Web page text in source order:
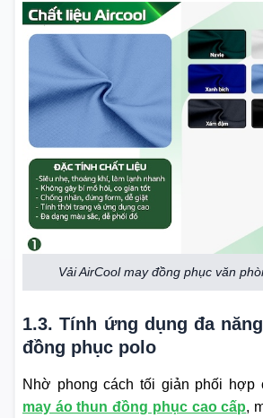
Vải AirCool may đồng phục văn
1.3. Tính ứng dụng đa
đồng phục polo
Nhờ phong cách tối giản phối hợp
may áo thun đồng phục cao cấp,